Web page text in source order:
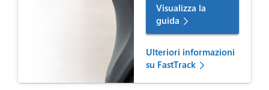
Visualizza la
guida
Ulteriori informazioni
su FastTrack